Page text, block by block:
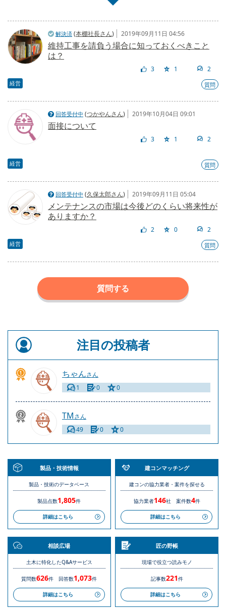
解決済 (本棚社長さん) 2019年09月11日 04:56
維持工事を請負う場合に知っておくべきこと
は？
3 1 2
経営 質問
回答受付中 (つかやんさん) 2019年10月04日 09:01
面接について
3 1 2
経営 質問
回答受付中 (久保太郎さん) 2019年09月11日 05:04
メンテナンスの市場は今後どのくらい将来性が
ありますか？
2 0 2
経営 質問
質問する
注目の投稿者
ちゃんさん
1
0 0
TMさん
49
0 0
製品・技術情報
製品・技術のデータベース
製品点数1,805件
詳細はこちら
建コンマッチング
建コンの協力業者・案件を探せる
協力業者146社 案件数4件
詳細はこちら
相談広場
土木に特化したQ&Aサービス
質問数626件 回答数1,073件
詳細はこちら
匠の野帳
現場で役立つ読みモノ
記事数221件
詳細はこちら